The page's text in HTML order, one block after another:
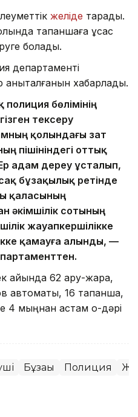
желіде тарады.
тапаншаға ұқсас
болады.
департаменті
хабарлады.
полиция бөлімінің
тексеру
қолындағы зат
пішініндегі оттық
адам дереу ұсталып,
бұзақылық ретінде
қаласының
әкімшілік сотының
жауапкершілікке
қамауға алынды, —
айында 62 қару-жарақ,
автоматы, 16 тапанша,
4 мыңнан астам оқ-дәрі
Бұзақы Полиция